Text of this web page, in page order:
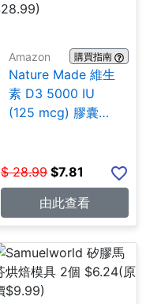
Amazon 購買指南
Nature Made 維生
素 D3 5000 IU
(125 mcg) 膠囊
$ 28.99 $7.81
由此查看